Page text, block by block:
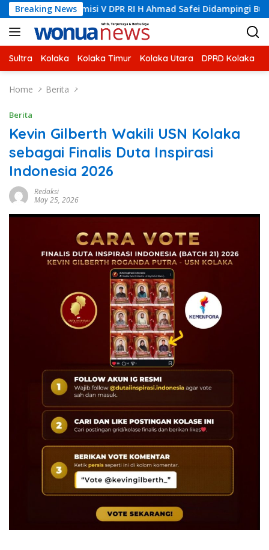
Skip
to
content
Breaking News
Komisi V DPR RI H Ahmad Safei Didampingi Bupati Kolaka
Sultra Kolaka Kolaka Timur Kolaka Utara DPRD Kolaka
Home Berita
Berita
Kevin Gilberth Wakili USN Kolaka
sebagai Finalis Duta Inspirasi
Indonesia 2026
Redaksi
May 25, 2026